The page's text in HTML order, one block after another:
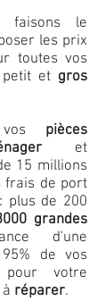
faisons le
les prix
toutes vos
et gros
vos pièces
et
15 millions
frais de port
plus de 200
grandes
d'une
de vos
pour votre
à réparer.